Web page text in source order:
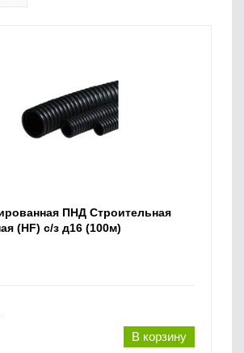
ПНД Строительная
(HF) с/з д16 (100м)
В корзину